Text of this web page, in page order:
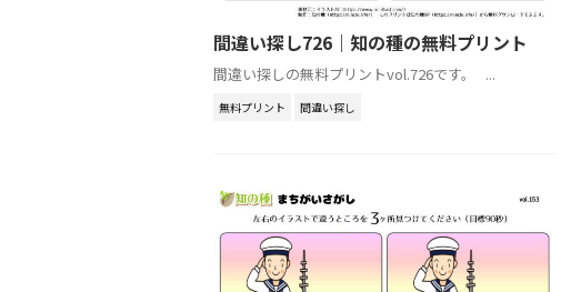
間違い探し726｜知の種の無料プリント
間違い探しの無料プリントvol.726です。 ...
無料プリント 間違い探し